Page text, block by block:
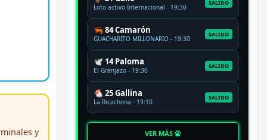
y
Loto activo Internacional - 19:30
SALIDO
🦐 84 Camarón
GUACHARITO MILLONARIO - 19:30
SALIDO
🕊️ 14 Paloma
El Granjazo - 19:30
SALIDO
🐔 25 Gallina
La Ricachona - 19:10
SALIDO
VER MÁS